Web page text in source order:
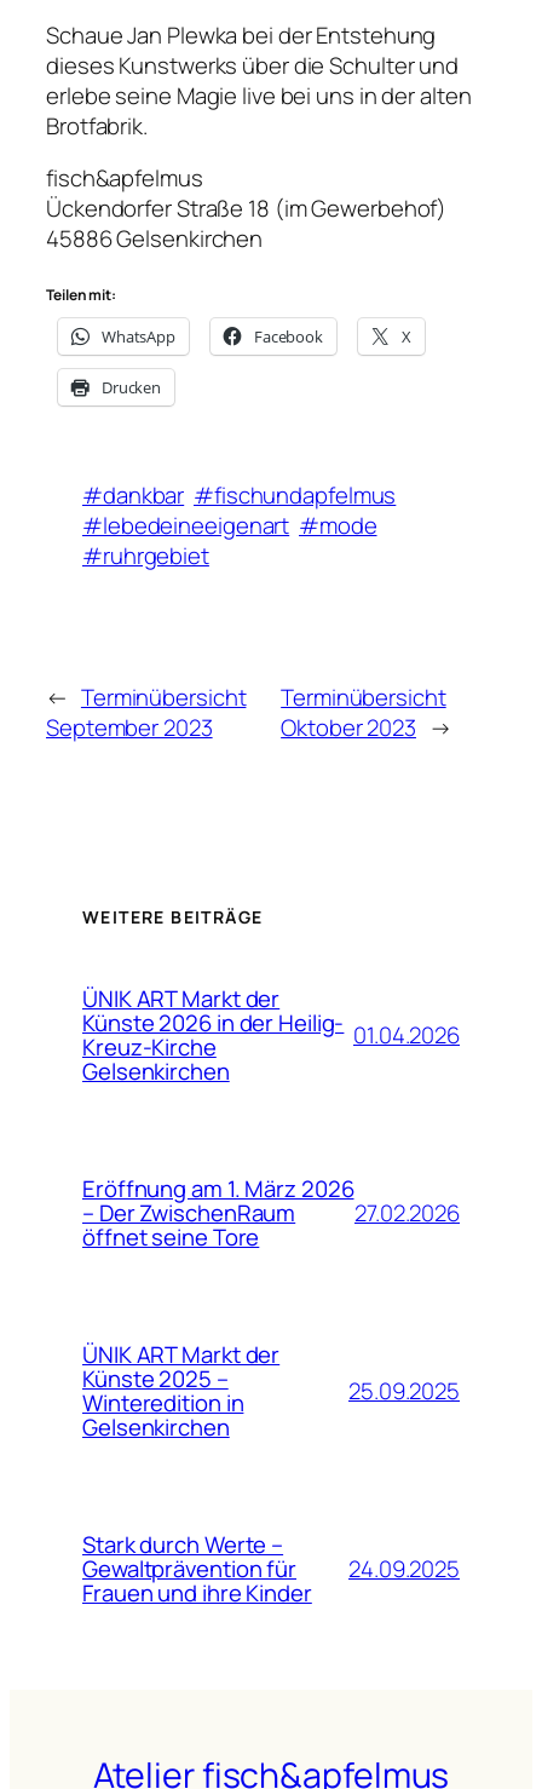
Schaue Jan Plewka bei der Entstehung
dieses Kunstwerks über die Schulter und
erlebe seine Magie live bei uns in der alten
Brotfabrik.
fisch&apfelmus
Ückendorfer Straße 18 (im Gewerbehof)
45886 Gelsenkirchen
Teilen mit:
WhatsApp Facebook X
Drucken
#dankbar #fischundapfelmus
#lebedeineeigenart #mode
#ruhrgebiet
← Terminübersicht
September 2023
Terminübersicht
Oktober 2023 →
WEITERE BEITRÄGE
ÜNIK ART Markt der
Künste 2026 in der Heilig-
Kreuz-Kirche
Gelsenkirchen
01.04.2026
Eröffnung am 1. März 2026
– Der ZwischenRaum
öffnet seine Tore
27.02.2026
ÜNIK ART Markt der
Künste 2025 –
Winteredition in
Gelsenkirchen
25.09.2025
Stark durch Werte –
Gewaltprävention für
Frauen und ihre Kinder
24.09.2025
Atelier fisch&apfelmus